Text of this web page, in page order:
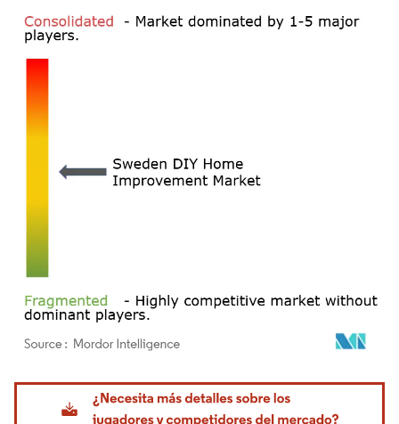
Imagen © Mordor Intelligence. El uso requiere atribución según CC BY 4.0.